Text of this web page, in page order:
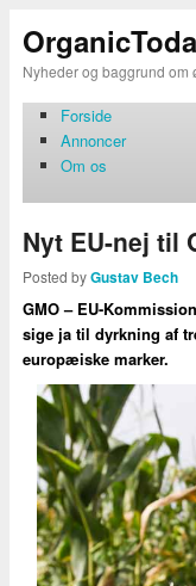
Nyheder og baggrund om
Forside
Annoncer
Om os
Nyt EU-nej til
Posted byGustav Bech
GMO – EU-
sige ja til dyrkning af
europæiske marker.